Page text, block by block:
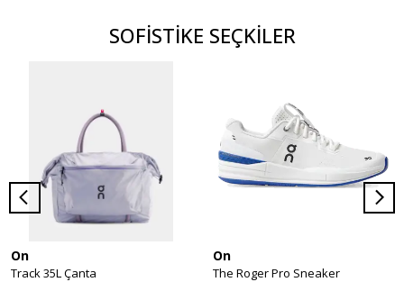
SOFİSTİKE SEÇKİLER
On
Track 35L Çanta
On
The Roger Pro Sneaker